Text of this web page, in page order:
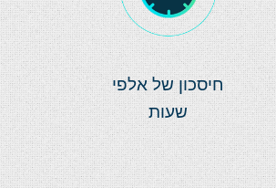
חיסכון של אלפי
שעות